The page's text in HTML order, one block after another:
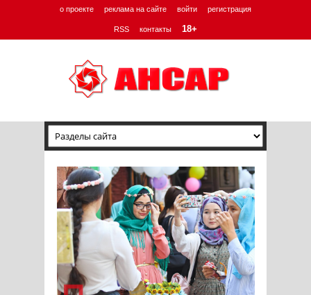
о проекте реклама на сайте войти регистрация
RSS контакты 18+